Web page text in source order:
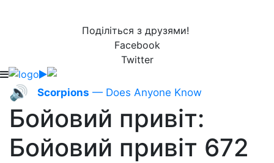
Поділіться з друзями!
Facebook
Twitter
🔊 Scorpions — Does Anyone Know
Бойовий привіт:
Бойовий привіт 672